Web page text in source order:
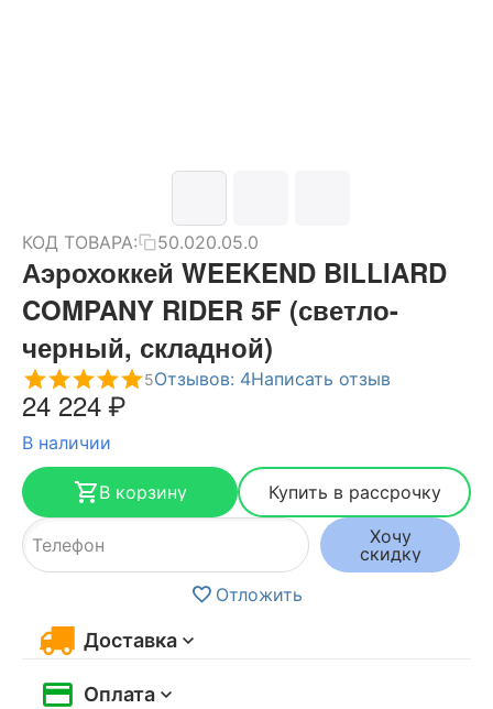
КОД ТОВАРА: 50.020.05.0
Аэрохоккей WEEKEND BILLIARD
COMPANY RIDER 5F (светло-
черный, складной)
5Отзывов: 4Написать отзыв
24 224₽
В наличии
В корзину
Купить в рассрочку
Хочу
скидку
Отложить
Доставка
Оплата